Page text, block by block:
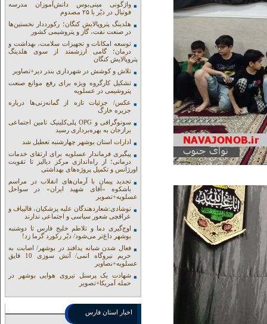
واژگونی مینی‌بوس دانش‌آموزان مدرسه
فوتبال در دیّر با ۲۵ مصدوم
هلدینگ پتروپالایش کنگان؛ رکورددار نخستین‌ها
در صنعت نفت، گاز و پتروشیمی کشور
توسعه امکانات و تجهیزات سلامت، بهداشت و
درمان؛ گامی ارزشمند از سوی هلدینگ
پتروپالایش کنگان
تلاش و کوشش در شهرداری بندر دیر+تصاویر
تشکیل کارگروه ویژه برای رفع موانع صنعت
پتروشیمی در عسلویه
عکس/ جزئیات تازه از گمانه‌زنی‌ها درباره
جزیره خارگ
سونوگرافی و OPG پلی‌کلینیک تامین اجتماعی
برازجان به بهره‌برداری رسید
ادارات استان بوشهر چهارشنبه تعطیل شد
پیگیری فرماندار عسلویه برای ارتقای خدمات
درمانی؛ از راه‌اندازی مرکز دیالیز تا تقویت
اورژانس و تکمیل پروژه‌های بهداشتی
تجدید پیمان با آرمان‌های انقلاب در مراسم
باشکوه «آقای شهید ایران» در سواحل
عسلویه+تصویر
نوشادی:شعاردهندگان علیه پزشکیان، قالیباف و
عراقچی شعور سیاسی و اجتماعی ندارند
اوج‌گیری دما و تلاطم خلیج فارس تا دوشنبه
بوشهر داغ‌تر می‌شود/ دیّر رکورد گرما زد!
فعال شدن شبانه پدافند در بوشهر/ اصابت به
حریم نیروگاه اتمی/ آتش سوزی 10 قایق
عسلویه+نصاویر
شهادت یک پرسنل نیروی هوایی بوشهر در
حمله آمریکا+تصویر
اخبار استان فارس